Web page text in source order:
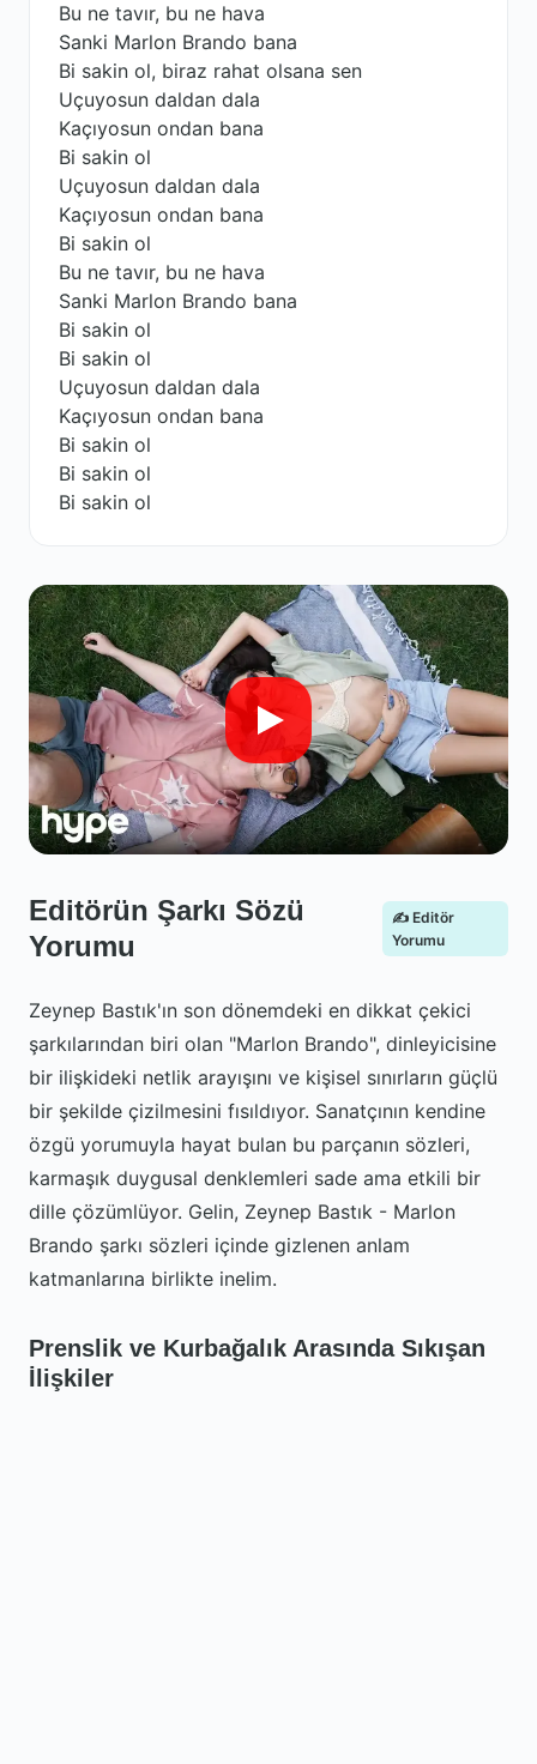
Bu ne tavır, bu ne hava
Sanki Marlon Brando bana
Bi sakin ol, biraz rahat olsana sen
Uçuyosun daldan dala
Kaçıyosun ondan bana
Bi sakin ol
Uçuyosun daldan dala
Kaçıyosun ondan bana
Bi sakin ol
Bu ne tavır, bu ne hava
Sanki Marlon Brando bana
Bi sakin ol
Bi sakin ol
Uçuyosun daldan dala
Kaçıyosun ondan bana
Bi sakin ol
Bi sakin ol
Bi sakin ol
Editörün Şarkı Sözü
Yorumu
✍️ Editör
Yorumu
Zeynep Bastık'ın son dönemdeki en dikkat çekici
şarkılarından biri olan "Marlon Brando", dinleyicisine
bir ilişkideki netlik arayışını ve kişisel sınırların güçlü
bir şekilde çizilmesini fısıldıyor. Sanatçının kendine
özgü yorumuyla hayat bulan bu parçanın sözleri,
karmaşık duygusal denklemleri sade ama etkili bir
dille çözümlüyor. Gelin, Zeynep Bastık - Marlon
Brando şarkı sözleri içinde gizlenen anlam
katmanlarına birlikte inelim.
Prenslik ve Kurbağalık Arasında Sıkışan
İlişkiler